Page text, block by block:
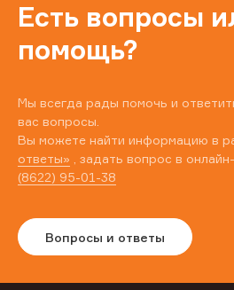
Есть вопросы
помощь?
Мы всегда рады помочь и
вас вопросы.
Вы можете найти информацию в
ответы» , задать вопрос в
(8622) 95-01-38
Вопросы и ответы